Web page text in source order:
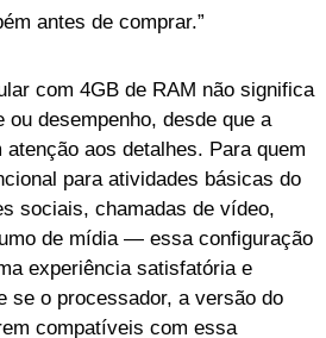
antes de comprar.”
com 4GB de RAM não significa
ou desempenho, desde que a
aos detalhes. Para quem
para atividades básicas do
sociais, chamadas de vídeo,
de mídia — essa configuração
experiência satisfatória e
se o processador, a versão do
compatíveis com essa